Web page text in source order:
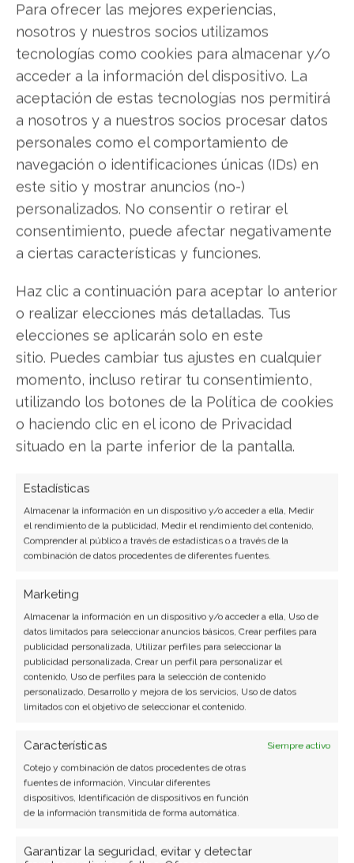
Para ofrecer las mejores experiencias,
nosotros y nuestros socios utilizamos
tecnologías como cookies para almacenar y/o
acceder a la información del dispositivo. La
aceptación de estas tecnologías nos permitirá
a nosotros y a nuestros socios procesar datos
personales como el comportamiento de
navegación o identificaciones únicas (IDs) en
este sitio y mostrar anuncios (no-)
personalizados. No consentir o retirar el
consentimiento, puede afectar negativamente
a ciertas características y funciones.
Haz clic a continuación para aceptar lo anterior
o realizar elecciones más detalladas. Tus
elecciones se aplicarán solo en este
sitio. Puedes cambiar tus ajustes en cualquier
momento, incluso retirar tu consentimiento,
utilizando los botones de la Política de cookies
o haciendo clic en el icono de Privacidad
situado en la parte inferior de la pantalla.
Estadísticas
Almacenar la información en un dispositivo y/o acceder a ella, Medir
el rendimiento de la publicidad, Medir el rendimiento del contenido,
Comprender al público a través de estadísticas o a través de la
combinación de datos procedentes de diferentes fuentes.
Marketing
Almacenar la información en un dispositivo y/o acceder a ella, Uso de
datos limitados para seleccionar anuncios básicos, Crear perfiles para
publicidad personalizada, Utilizar perfiles para seleccionar la
publicidad personalizada, Crear un perfil para personalizar el
contenido, Uso de perfiles para la selección de contenido
personalizado, Desarrollo y mejora de los servicios, Uso de datos
limitados con el objetivo de seleccionar el contenido.
Características
Siempre activo
Cotejo y combinación de datos procedentes de otras
fuentes de información, Vincular diferentes
dispositivos, Identificación de dispositivos en función
de la información transmitida de forma automática.
Garantizar la seguridad, evitar y detectar
La tarjeta de video es una de las piezas claves del
dispositivo. Aquí conocerás toda la tecnología
detrás de este componente.
La primera computadora
La primera computadora de la historia era muy
distinta a los equipos que se conocen hoy en día.
Gigantes y pesados equipos que necesitaban de
una habitación completa y varias personas para
oprerarlos. Conoce toda la historia en este post.
¿Qué es un voxel, pixel, mega
pixel y un texel?
El pixel es el elemento base cuando se habla de
imágenes. Aquí podras sumergirte en el mundo de
los píxeles.
¿Qué es un algoritmo?
Características y tipos
Los algoritmos son muchos más sencillos de
entender de lo que crees. En este post
encontrarás su definición, ejemplos y demás.
Mi PC se congela: 5 soluciones
Conoce las causas y como las posibles soluciones
para reparar tu PC cuando esta se congela.
¿Qué es una partición de disco
Las particiones de un disco duro son
importantísimas para mantener el orden de tus
datos. Pero sabes realmente cómo es que
funcionan, o cómo se crean? En este post lo